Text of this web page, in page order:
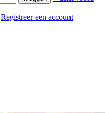
Registreer een account